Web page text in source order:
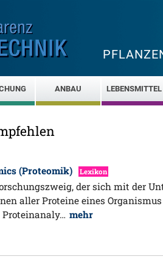
ANBAU LEBENSMITTEL
(Proteomik) Lexikon
der sich mit der
aller Proteine eines
mehr